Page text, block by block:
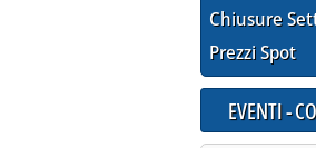
Chiusure
Prezzi Spot
EVENTI -